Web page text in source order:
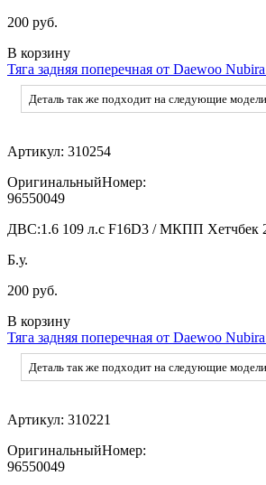
200 руб.
В корзину
Тяга задняя поперечная от Daewoo
Деталь так же подходит на следующие
Артикул: 310254
ОригинальныйНомер:
96550049
ДВС:1.6 109 л.с F16D3 / МКПП Хетчбек
Б.у.
200 руб.
В корзину
Тяга задняя поперечная от Daewoo
Деталь так же подходит на следующие
Артикул: 310221
ОригинальныйНомер:
96550049